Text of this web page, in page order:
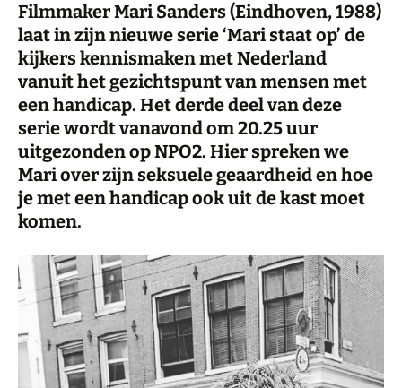
Filmmaker Mari Sanders (Eindhoven, 1988)
laat in zijn nieuwe serie ‘Mari staat op’ de
kijkers kennismaken met Nederland
vanuit het gezichtspunt van mensen met
een handicap. Het derde deel van deze
serie wordt vanavond om 20.25 uur
uitgezonden op NPO2. Hier spreken we
Mari over zijn seksuele geaardheid en hoe
je met een handicap ook uit de kast moet
komen.